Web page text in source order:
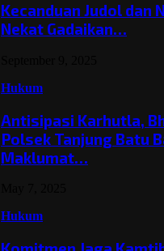
Kecanduan Judol dan
Nekat Gadaikan…
Hukum
Antisipasi Karhutla,
Polsek Tanjung Batu
Maklumat…
Hukum